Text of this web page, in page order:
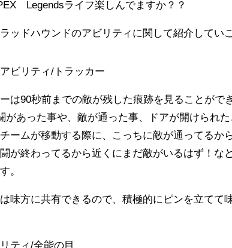
Legendsライフ楽しんでますか？？
ッドハウンドのアビリティに関して紹介してい
ビリティ/トラッカー
ーは90秒前までの敵が残した痕跡を見ることがで
があった事や、敵が通った事、ドアが開けられた
チームが移動する際に、こっちに敵が通ってるか
闘が終わってるから近くにまだ敵がいるはず！な
。
味方に共有できるので、積極的にピンを立てて
ティ/全能の目